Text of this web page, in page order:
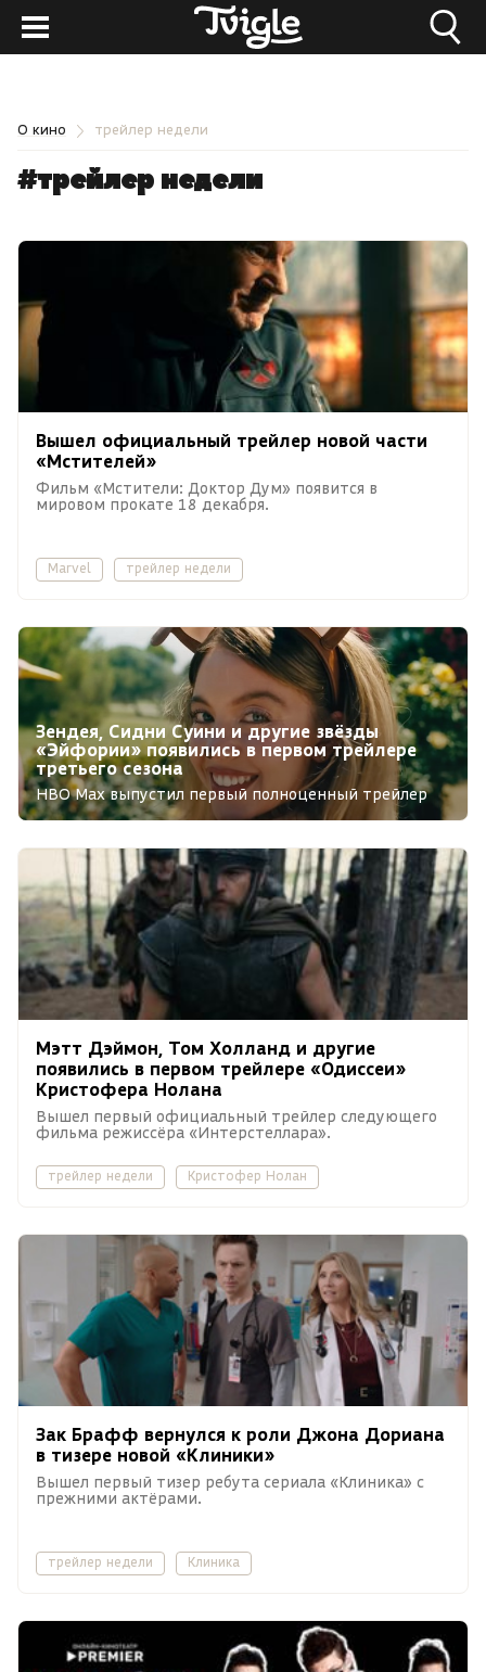
О кино трейлер недели
#трейлер недели
Вышел официальный трейлер новой части
«Мстителей»
Фильм «Мстители: Доктор Дум» появится в
мировом прокате 18 декабря.
Marvel трейлер недели
Зендея, Сидни Суини и другие звёзды
«Эйфории» появились в первом трейлере
третьего сезона
HBO Max выпустил первый полноценный трейлер
продолжения хитового шоу Сэма Левинсона.
Мэтт Дэймон, Том Холланд и другие
появились в первом трейлере «Одиссеи»
Кристофера Нолана
Вышел первый официальный трейлер следующего
фильма режиссёра «Интерстеллара».
трейлер недели Кристофер Нолан
Зак Брафф вернулся к роли Джона Дориана
в тизере новой «Клиники»
Вышел первый тизер ребута сериала «Клиника» с
прежними актёрами.
трейлер недели Клиника